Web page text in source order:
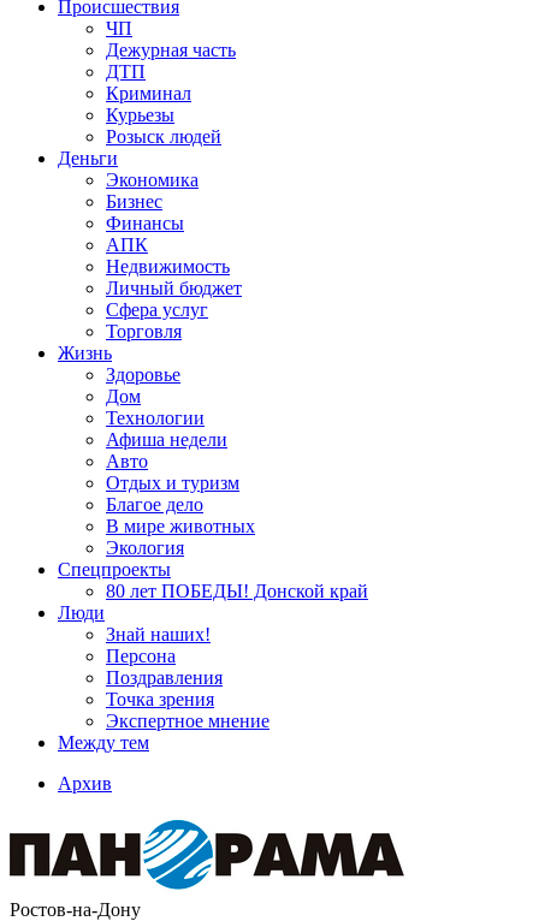
Происшествия
ЧП
Дежурная часть
ДТП
Криминал
Курьезы
Розыск людей
Деньги
Экономика
Бизнес
Финансы
АПК
Недвижимость
Личный бюджет
Сфера услуг
Торговля
Жизнь
Здоровье
Дом
Технологии
Афиша недели
Авто
Отдых и туризм
Благое дело
В мире животных
Экология
Спецпроекты
80 лет ПОБЕДЫ! Донской край
Люди
Знай наших!
Персона
Поздравления
Точка зрения
Экспертное мнение
Между тем
Архив
Ростов-на-Дону